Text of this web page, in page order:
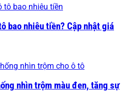
bao nhiêu tiền? Cập nhật giá
nhìn trộm màu đen, tăng sự